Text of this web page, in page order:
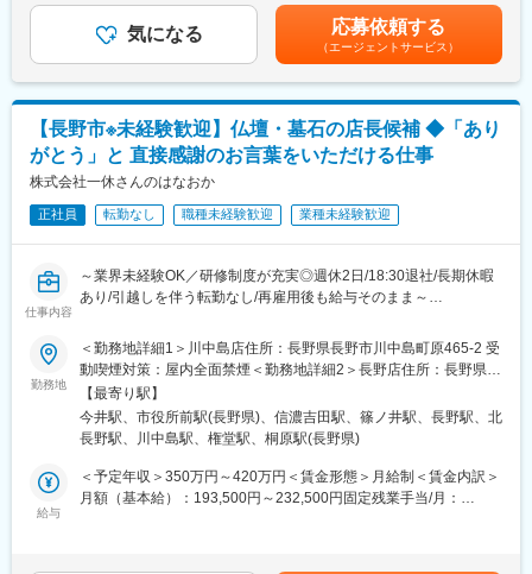
(1)お客様に感謝されるお仕事
大切なご家族を亡くされた皆様の心に寄り添う仕事です。
亡き方のこと、ご家族のこと、一つひとつを知り、ご供養の想い
を形にし、信頼関係の中で「ありがとう」と お客様から感謝さ
れ、ご家族の絆とサポートできる大変やりがいのある仕事です。
(2)ワークライフバランスの充実
仕事とプライベートや家庭の両立が出来るよう、定時退社を推奨
しています。その為社員のほとんどが18:30には退社しています！
(3)定年後も働ける会社
変更の範囲：会社の定める業務
お仕事です。世界的なホテル・レストランの会員組織『ルレ・
エ・シャトー』のクオリティのナチュラルフレンチや日本料理を
標高1,050m・八ヶ岳中信高原国定公園の大自然の中に佇み、自然
の恵みや自分を取り戻すような癒しを感じられる「和のリゾー
ト」の『扉温泉 明神館』です！厳格な審査をクリアしたホテル・
レストランだけが認められる「ルレ・エ・シャトー」に認定！日
本では稀有であり、全国各地のお客様にご利用いただいておりま
す。
■扉グループの魅力・特徴
当社は『Sense of Place（その土地の感覚が味わえるウェルネス
リゾート）』をコンセプトに、旅館・ホテル・レストラン・ウエ
シナジー効果を活用しながら、松本に貢献しています。
◎『扉温泉 明神館』や、松本城に最も近くて松本の歴史を感じら
れる『松本丸の内ホテル』、130年以上前に建てられた名門商家
にて日本料理やフレンチが楽しめる『光屋（ひかるや）』などを
運営しています。
辺を盛り上げていくことを目的に「松本城・三の丸倶楽部」に参
画！「古民家を活用した里山地域の活性化」「芸術祭の開催」
昇給有無＞有＜残業手当＞有＜給与補足＞■昇給：あり■賞与：あ
り賃金はあくまでも目安の金額であり、選考を通じて上下する可
能性があります。月給(月額)は固定手当を含めた表記です。
気になる 応募依頼する
（エージェントサービス）
【長野市※未経験歓迎】仏壇・墓石の店長候補 ◆「あり
がとう」と 直接感謝のお言葉をいただける仕事
株式会社一休さんのはなおか
正社員 転勤なし 職種未経験歓迎 業種未経験歓迎
仕事内容
～業界未経験OK／研修制度が充実◎週休2日/18:30退社/長期休暇
あり/引越しを伴う転勤なし/再雇用後も給与そのまま～
■採用背景
当社は、昭和38年の創業時より地元の皆さまに親しまれ供養の専
門店としてこれまで続けてまいりました。
お客様が「心の豊かさと仕合せな暮らし」を実現するためのお手
伝いをおります。
■職務概要
仏壇・墓地・霊園等の販売事業を行う当社にて、来店頂くお客様
勤務地
＜勤務地詳細1＞川中島店住所：長野県長野市川中島町原465-2 受
動喫煙対策：屋内全面禁煙＜勤務地詳細2＞長野店住所：長野県長
野市高田1288-1 受動喫煙対策：屋内全面禁煙＜勤務地詳細3＞若
槻店住所：長野県長野市稲田1-34-4 受動喫煙対策：屋内全面禁煙
変更の範囲：会社の定める事業所
【最寄り駅】
今井駅、市役所前駅(長野県)、信濃吉田駅、篠ノ井駅、長野駅、北
長野駅、川中島駅、権堂駅、桐原駅(長野県)
給与
＜予定年収＞350万円～420万円＜賃金形態＞月給制＜賃金内訳＞
月額（基本給）：193,500円～232,500円固定残業手当/月：